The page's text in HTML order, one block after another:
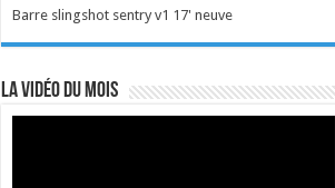
Barre slingshot sentry v1 17' neuve
La vidéo du mois